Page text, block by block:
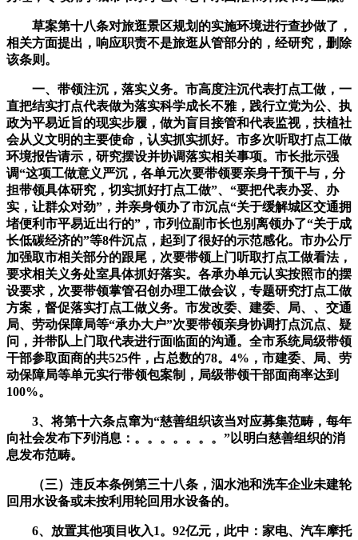
草案第十八条对旅逛景区规划的实施环境进行查抄做了，
相关方面提出，响应职责不是旅逛从管部分的，经研究，删除
该条则。
一、带领注沉，落实义务。市高度注沉代表打点工做，一
直把结实打点代表做为落实科学成长不雅，践行立党为公、执
政为平易近旨的现实步履，做为盲目接管和代表监视，扶植社
会从义文明的主要使命，认实抓实抓好。市多次听取打点工做
环境报告请示，研究摆设并协调落实相关事项。市长批示强
调“这项工做意义严沉，各单元次要带领要亲身干预干与，分
担带领具体研究，切实抓好打点工做”、“要把代表办妥、办
实，让群众对劲”，并亲身领办了市沉点“关于缓解城区交通拥
堵便利市平易近出行的”，市列位副市长也别离领办了“关于成
长低碳经济的”等8件沉点，起到了很好的示范感化。市办公厅
加强取市相关部分的跟尾，次要带领上门听取打点工做看法，
要求相关义务处室具体抓好落实。各承办单元认实按照市的摆
设要求，次要带领掌管召创办理工做会议，专题研究打点工做
方案，督促落实打点工做义务。市发改委、建委、局、、交通
局、劳动保障局等“承办大户”次要带领亲身协调打点沉点、疑
问，并带队上门取代表进行面临面的沟通。全市系统局级带领
干部参取面商的共525件，占总数的78。4%，市建委、局、劳
动保障局等单元实行带领包案制，局级带领干部面商率达到
100%。
3、将第十六条点窜为“慈善组织该当对应募集范畴，每年
向社会发布下列消息：。。。。。。。”以明白慈善组织的消
息发布范畴。
（三）违反本条例第三十八条，泅水池和洗车企业未建轮
回用水设备或未按利用轮回用水设备的。
6、放置其他项目收入1。92亿元，此中：家电、汽车摩托